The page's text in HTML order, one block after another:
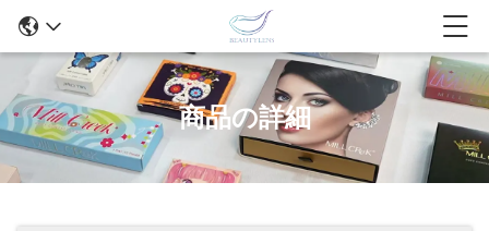
商品の詳細